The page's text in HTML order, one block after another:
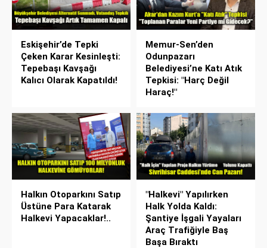
Eskişehir’de Tepki
Çeken Karar Kesinleşti:
Tepebaşı Kavşağı
Kalıcı Olarak Kapatıldı!
Memur-Sen’den
Odunpazarı
Belediyesi’ne Katı Atık
Tepkisi: "Harç Değil
Haraç!"
Halkın Otoparkını Satıp
Üstüne Para Katarak
Halkevi Yapacaklar!..
"Halkevi" Yapılırken
Halk Yolda Kaldı:
Şantiye İşgali Yayaları
Araç Trafiğiyle Baş
Başa Bıraktı